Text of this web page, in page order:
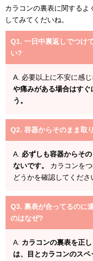
カラコンの裏表に関するよ
してみてくだいね。
Q1. 一日中裏返しでつけ
い?
A. 必要以上に不安に感
や痛みがある場合はす
う。
Q2. 容器からそのまま取
A. 必ずしも容器からそ
ないです。
カラコンを
どうかを確認してくださ
Q3. 裏表が合ってるのに
のはなぜ?
A. カラコンの裏表を正
は、目とカラコンのス